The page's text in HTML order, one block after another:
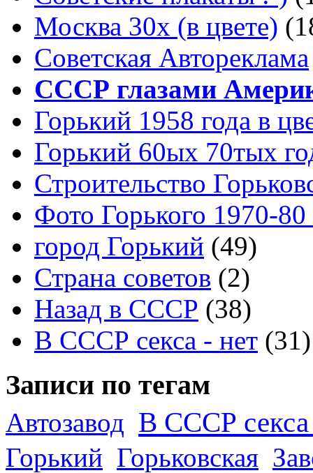
Москва 30x (в цвете)
Советская Автореклама
СССР глазами
Горький 1958 года в
Горький 60ых 70тых
Строительство
Фото Горького 1970-80
город Горький (49)
Страна советов (2)
Назад в СССР (38)
В СССР секса - нет (31)
Записи по тегам
Автозавод В СССР секса
Горький Горьковская